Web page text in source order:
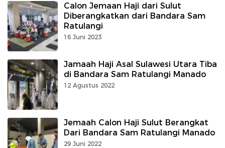
Calon Jemaan Haji dari Sulut
Diberangkatkan dari Bandara Sam
Ratulangi
16 Juni 2023
Jamaah Haji Asal Sulawesi Utara Tiba
di Bandara Sam Ratulangi Manado
12 Agustus 2022
Jemaah Calon Haji Sulut Berangkat
Dari Bandara Sam Ratulangi Manado
29 Juni 2022